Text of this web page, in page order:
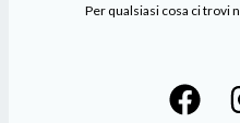
Per qualsiasi cosa ci trovi